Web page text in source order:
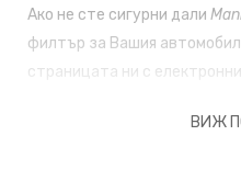
Ако не сте сигурни дали
филтър за Вашия
страницата ни с
ВИЖ